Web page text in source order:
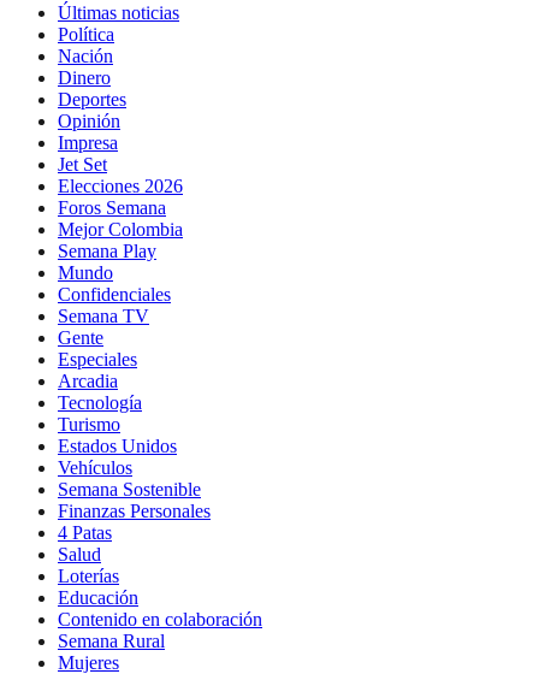
Últimas noticias
Política
Nación
Dinero
Deportes
Opinión
Impresa
Jet Set
Elecciones 2026
Foros Semana
Mejor Colombia
Semana Play
Mundo
Confidenciales
Semana TV
Gente
Especiales
Arcadia
Tecnología
Turismo
Estados Unidos
Vehículos
Semana Sostenible
Finanzas Personales
4 Patas
Salud
Loterías
Educación
Contenido en colaboración
Semana Rural
Mujeres